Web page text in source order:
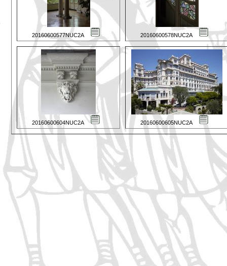
20160600577NUC2A 20160600578NUC2A
20160600604NUC2A 20160600605NUC2A